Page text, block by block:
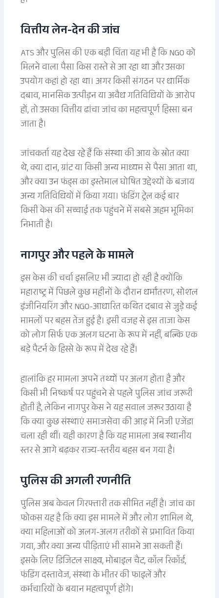
वित्तीय लेन-देन की जांच
ATS और पुलिस की एक बड़ी चिंता यह भी है कि NGO को
मिलने वाला पैसा किस रास्ते से आ रहा था और उसका
उपयोग कहां हो रहा था। अगर किसी संगठन पर धार्मिक
दबाव, मानसिक उत्पीड़न या अवैध गतिविधियों के आरोप
हों, तो उसका वित्तीय ढांचा जांच का महत्वपूर्ण हिस्सा बन
जाता है।
जांचकर्ता यह देख रहे हैं कि संस्था की आय के स्रोत क्या
थे, क्या दान, ग्रांट या किसी अन्य माध्यम से पैसा आता था,
और क्या उन फंड्स का इस्तेमाल घोषित उद्देश्यों के बजाय
अन्य गतिविधियों में किया गया। फंडिंग ट्रेल कई बार
किसी केस की सच्चाई तक पहुंचने में सबसे अहम भूमिका
निभाती है।
नागपुर और पहले के मामले
इस केस की चर्चा इसलिए भी ज्यादा हो रही है क्योंकि
महाराष्ट्र में पिछले कुछ महीनों के दौरान धर्मांतरण, सोशल
इंजीनियरिंग और NGO-आधारित कथित दबाव से जुड़े कई
मामलों पर बहस तेज हुई है। इसी वजह से इस ताजा केस
को लोग सिर्फ एक अलग घटना के रूप में नहीं, बल्कि एक
बड़े पैटर्न के हिस्से के रूप में देख रहे हैं।
हालांकि हर मामला अपने तथ्यों पर अलग होता है और
किसी भी निष्कर्ष पर पहुंचने से पहले पुलिस जांच जरूरी
होती है, लेकिन नागपुर केस ने यह सवाल जरूर उठाया है
कि क्या कुछ संस्थाएं समाजसेवा की आड़ में निजी एजेंडा
चला रही थीं। यही कारण है कि यह मामला अब स्थानीय
स्तर से आगे बढ़कर राज्य-स्तरीय बहस बन गया है।
पुलिस की अगली रणनीति
पुलिस अब केवल गिरफ्तारी तक सीमित नहीं है। जांच का
फोकस यह है कि क्या इस मामले में और लोग शामिल थे,
क्या महिलाओं को अलग-अलग तरीकों से प्रभावित किया
गया, और क्या अन्य पीड़िताएं भी सामने आ सकती हैं।
इसके लिए डिजिटल साक्ष्य, मोबाइल चैट, कॉल रिकॉर्ड,
फंडिंग दस्तावेज, संस्था के भीतर की फाइलें और
कर्मचारियों के बयान महत्वपूर्ण होंगे।